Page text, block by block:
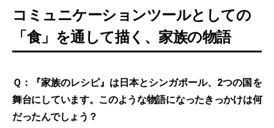
コミュニケーションツールとしての
「食」を通して描く、家族の物語
Ｑ：『家族のレシピ』は日本とシンガポール、2つの国を
舞台にしています。このような物語になったきっかけは何
だったんでしょう？